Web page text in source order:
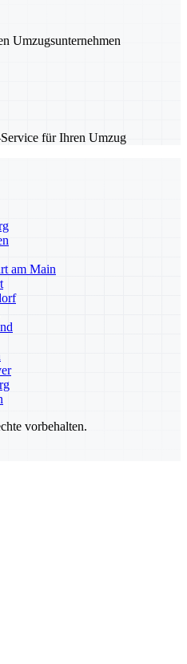
Umzugsunternehmen
für Ihren Umzug
am Main
vorbehalten.